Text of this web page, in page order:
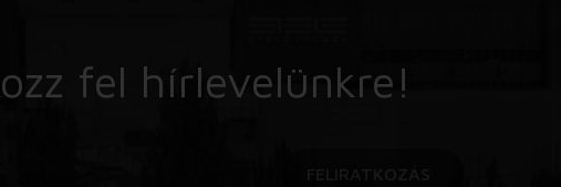
fel hírlevelünkre!